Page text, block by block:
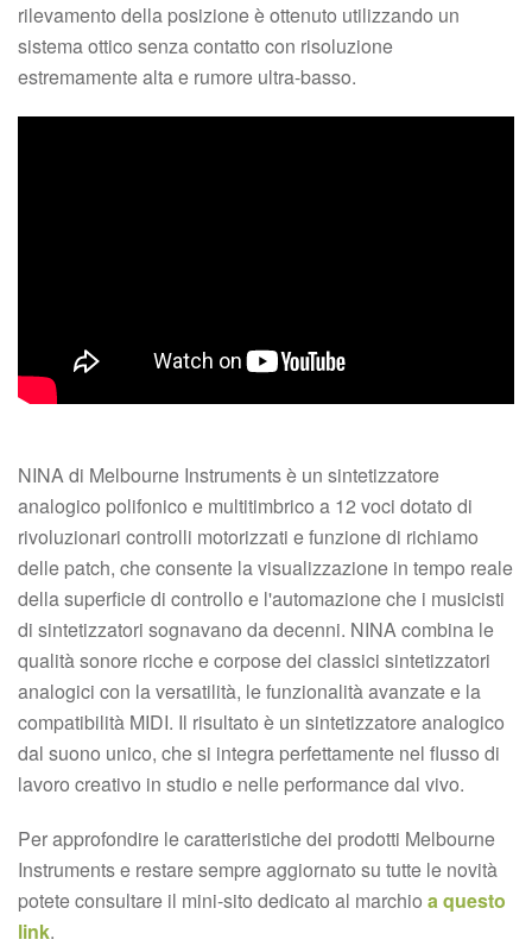
rilevamento della posizione è ottenuto utilizzando un
sistema ottico senza contatto con risoluzione
estremamente alta e rumore ultra-basso.
NINA di Melbourne Instruments è un sintetizzatore
analogico polifonico e multitimbrico a 12 voci dotato di
rivoluzionari controlli motorizzati e funzione di richiamo
delle patch, che consente la visualizzazione in tempo reale
della superficie di controllo e l'automazione che i musicisti
di sintetizzatori sognavano da decenni. NINA combina le
qualità sonore ricche e corpose dei classici sintetizzatori
analogici con la versatilità, le funzionalità avanzate e la
compatibilità MIDI. Il risultato è un sintetizzatore analogico
dal suono unico, che si integra perfettamente nel flusso di
lavoro creativo in studio e nelle performance dal vivo.
Per approfondire le caratteristiche dei prodotti Melbourne
Instruments e restare sempre aggiornato su tutte le novità
potete consultare il mini-sito dedicato al marchio a questo
link.